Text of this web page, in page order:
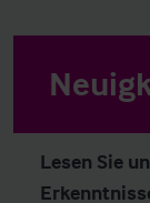
Lesen Sie